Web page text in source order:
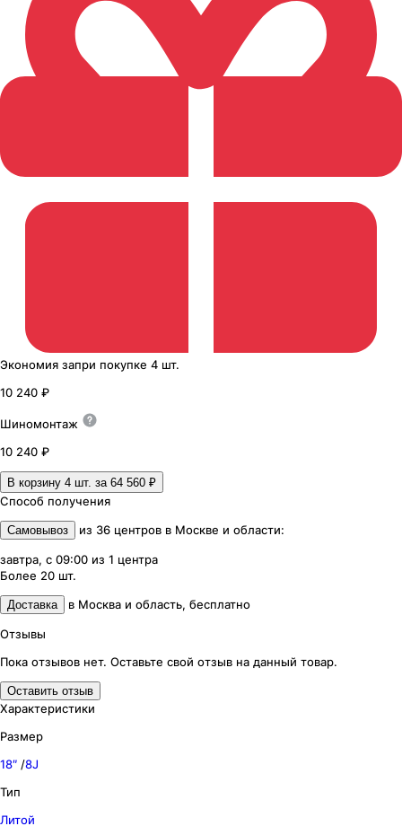
Экономия запри покупке 4 шт.
10 240 ₽
Шиномонтаж
10 240 ₽
В корзину 4 шт. за 64 560 ₽
Способ получения
Самовывоз из 36 центров в Москве и области:
завтра, с 09:00 из 1 центра
Более 20 шт.
Доставка в Москва и область, бесплатно
Отзывы
Пока отзывов нет. Оставьте свой отзыв на данный товар.
Оставить отзыв
Характеристики
Размер
18″ /8J
Тип
Литой